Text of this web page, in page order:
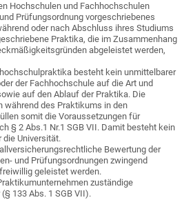
Hochschulen und Fachhochschulen
Prüfungsordnung vorgeschriebenes
oder nach Abschluss ihres Studiums
Praktika, die im Zusammenhang
abgeleistet werden,
besteht kein unmittelbarer
der Fachhochschule auf die Art und
auf den Ablauf der Praktika. Die
während des Praktikums in den
somit die Voraussetzungen für
§ 2 Abs.1 Nr.1 SGB VII. Damit besteht kein
die Universität.
Bewertung der
und Prüfungsordnungen zwingend
geleistet werden.
zuständige
133 Abs. 1 SGB VII).